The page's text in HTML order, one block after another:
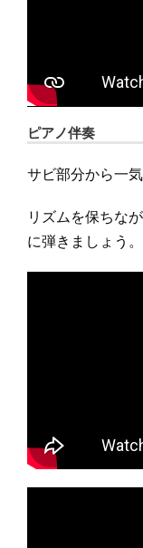
ピアノ伴奏
サビ部分から一
リズムを保ちな
に弾きましょう。